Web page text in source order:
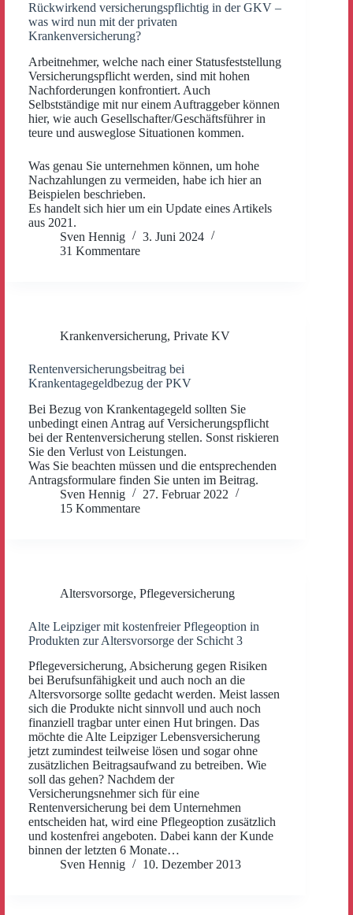
Rückwirkend versicherungspflichtig in der GKV –
was wird nun mit der privaten
Krankenversicherung?
Arbeitnehmer, welche nach einer Statusfeststellung
Versicherungspflicht werden, sind mit hohen
Nachforderungen konfrontiert. Auch
Selbstständige mit nur einem Auftraggeber können
hier, wie auch Gesellschafter/Geschäftsführer in
teure und ausweglose Situationen kommen.
Was genau Sie unternehmen können, um hohe
Nachzahlungen zu vermeiden, habe ich hier an
Beispielen beschrieben.
Es handelt sich hier um ein Update eines Artikels
aus 2021.
Sven Hennig
3. Juni 2024
31 Kommentare
Krankenversicherung, Private KV
Rentenversicherungsbeitrag bei
Krankentagegeldbezug der PKV
Bei Bezug von Krankentagegeld sollten Sie
unbedingt einen Antrag auf Versicherungspflicht
bei der Rentenversicherung stellen. Sonst riskieren
Sie den Verlust von Leistungen.
Was Sie beachten müssen und die entsprechenden
Antragsformulare finden Sie unten im Beitrag.
Sven Hennig
27. Februar 2022
15 Kommentare
Altersvorsorge, Pflegeversicherung
Alte Leipziger mit kostenfreier Pflegeoption in
Produkten zur Altersvorsorge der Schicht 3
Pflegeversicherung, Absicherung gegen Risiken
bei Berufsunfähigkeit und auch noch an die
Altersvorsorge sollte gedacht werden. Meist lassen
sich die Produkte nicht sinnvoll und auch noch
finanziell tragbar unter einen Hut bringen. Das
möchte die Alte Leipziger Lebensversicherung
jetzt zumindest teilweise lösen und sogar ohne
zusätzlichen Beitragsaufwand zu betreiben. Wie
soll das gehen? Nachdem der
Versicherungsnehmer sich für eine
Rentenversicherung bei dem Unternehmen
entscheiden hat, wird eine Pflegeoption zusätzlich
und kostenfrei angeboten. Dabei kann der Kunde
binnen der letzten 6 Monate…
Sven Hennig
10. Dezember 2013